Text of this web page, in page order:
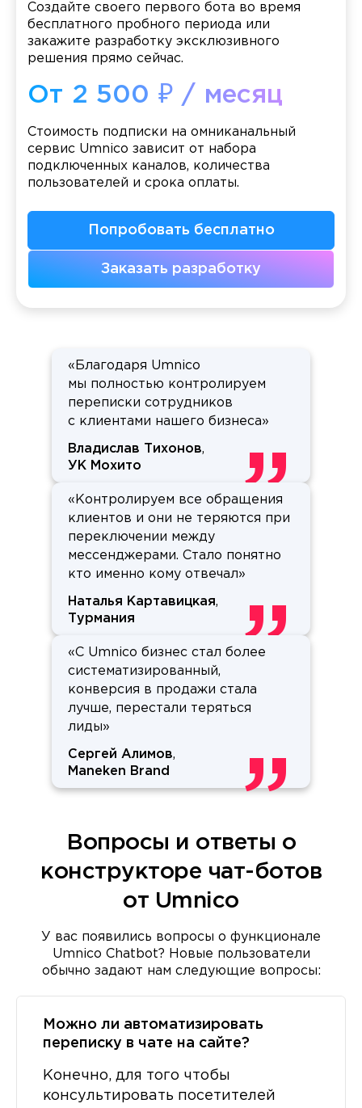
Создайте своего первого бота во время
бесплатного пробного периода или
закажите разработку эксклюзивного
решения прямо сейчас.
От 2 500 ₽ / месяц
Стоимость подписки на омниканальный
сервис Umnico зависит от набора
подключенных каналов, количества
пользователей и срока оплаты.
Попробовать бесплатно
Заказать разработку
«Благодаря Umnico
мы полностью контролируем
переписки сотрудников
с клиентами нашего бизнеса»
Владислав Тихонов,
УК Мохито
«Контролируем все обращения
клиентов и они не теряются при
переключении между
мессенджерами. Стало понятно
кто именно кому отвечал»
Наталья Картавицкая,
Турмания
«С Umnico бизнес стал более
систематизированный,
конверсия в продажи стала
лучше, перестали теряться
лиды»
Сергей Алимов,
Maneken Brand
Вопросы и ответы о
конструкторе чат-ботов
от Umnico
У вас появились вопросы о функционале
Umnico Chatbot? Новые пользователи
обычно задают нам следующие вопросы:
Можно ли автоматизировать
переписку в чате на сайте?
Конечно, для того чтобы
консультировать посетителей